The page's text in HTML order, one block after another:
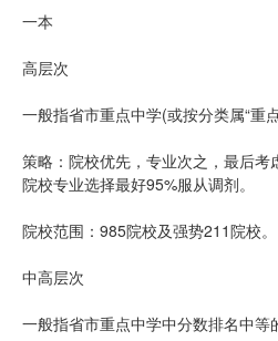
一本
高层次
一般指省市重点中学(或按分类属“重
策略：院校优先，专业次之，最后
院校专业选择最好95%服从调剂。
院校范围：985院校及强势211院校。
中高层次
一般指省市重点中学中分数排名中